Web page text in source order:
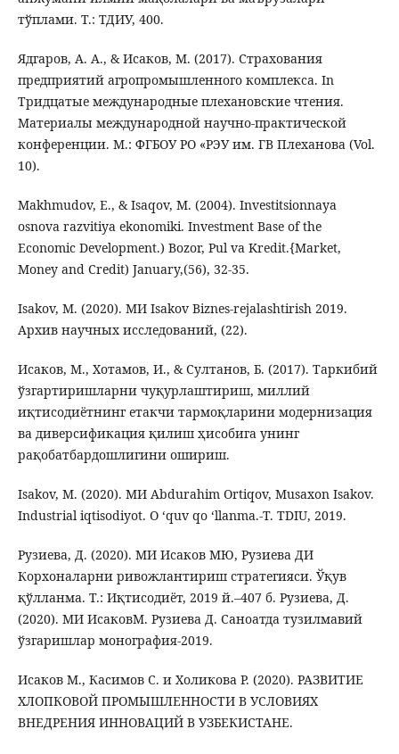
тўплами. Т.: ТДИУ, 400.
Ядгаров, А. А., & Исаков, М. (2017). Страхования
предприятий агропромышленного комплекса. In
Тридцатые международные плехановские чтения.
Материалы международной научно-практической
конференции. М.: ФГБОУ РО «РЭУ им. ГВ Плеханова (Vol.
10).
Makhmudov, E., & Isaqov, M. (2004). Investitsionnaya
osnova razvitiya ekonomiki. Investment Base of the
Economic Development.) Bozor, Pul va Kredit.{Market,
Money and Credit) January,(56), 32-35.
Isakov, M. (2020). МИ Isakov Biznes-rejalashtirish 2019.
Архив научных исследований, (22).
Исаков, М., Хотамов, И., & Султанов, Б. (2017). Таркибий
ўзгартиришларни чуқурлаштириш, миллий
иқтисодиётнинг етакчи тармоқларини модернизация
ва диверсификация қилиш ҳисобига унинг
рақобатбардошлигини ошириш.
Isakov, M. (2020). МИ Abdurahim Ortiqov, Musaxon Isakov.
Industrial iqtisodiyot. O ‘quv qo ‘llanma.-T. TDIU, 2019.
Рузиева, Д. (2020). МИ Исаков МЮ, Рузиева ДИ
Корхоналарни ривожлантириш стратегияси. Ўқув
қўлланма. Т.: Иқтисодиёт, 2019 й.–407 б. Рузиева, Д.
(2020). МИ ИсаковМ. Рузиева Д. Саноатда тузилмавий
ўзгаришлар монография-2019.
Исаков М., Касимов С. и Холикова Р. (2020). РАЗВИТИЕ
ХЛОПКОВОЙ ПРОМЫШЛЕННОСТИ В УСЛОВИЯХ
ВНЕДРЕНИЯ ИННОВАЦИЙ В УЗБЕКИСТАНЕ.